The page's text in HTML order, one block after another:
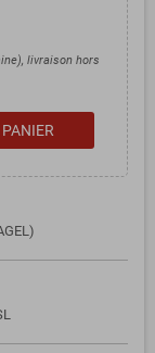
livraison hors